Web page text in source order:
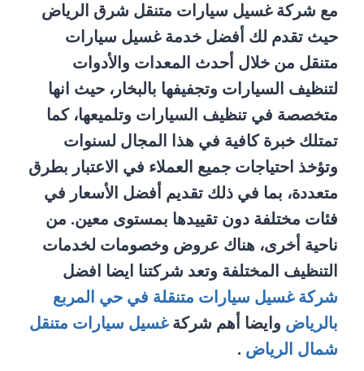
مع شركةغسيل سيارات متنقل شرق الرياض
حيث تقدم لك أفضل خدمة غسيل سيارات
متنقل من خلال أحدث المعدات والأدوات
لتنظيف السيارات وتجفيفها بالبخار، حيث انها
متخصصة في تنظيف السيارات وتلميعها، كما
تمتلك خبرة كافية في هذا المجال لسنوات
وتؤخذ احتياجات جميع العملاء في الاعتبار بطرق
متعددة، بما في ذلك تقديم أفضل الأسعار في
فئات مختلفة دون تقييدها بمستوى معين. من
ناحية أخرى، هناك عروض وخصومات لخدمات
التنظيف المختلفة وتعد شركتنا ايضا افضل
شركة غسيل سيارات متنقلة في حي المربع
بالرياض وايضا أهم شركةغسيل سيارات متنقل
شمال الرياض .